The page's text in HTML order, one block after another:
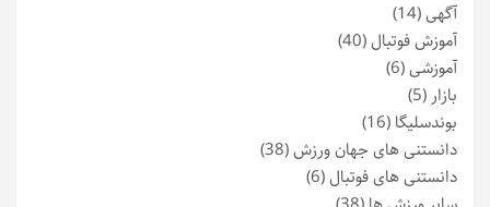
آگهی(14)
آموزش فوتبال(40)
آموزشی(6)
بازار (5)
بوندسلیگا (16)
دانستنی های جهان ورزش(38)
دانستنی های فوتبال(6)